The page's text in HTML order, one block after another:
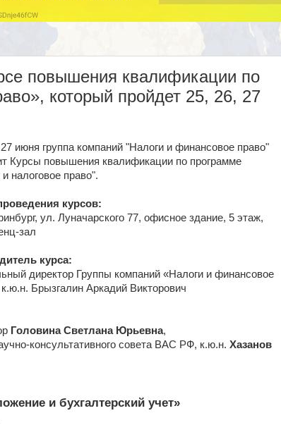
повышения квалификации по
который пройдет 25, 26, 27
июня группа компаний "Налоги и финансовое право"
Курсы повышения квалификации по программе
налоговое право".
курсов:
ул. Луначарского 77, офисное здание, 5 этаж,
зал
курса:
директор Группы компаний «Налоги и финансовое
к.ю.н. Брызгалин Аркадий Викторович
Головина Светлана Юрьевна,
консультативного совета ВАС РФ, к.ю.н. Хазанов
и бухгалтерский учет»